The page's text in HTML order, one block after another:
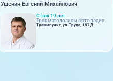
Ушенин Евгений Михайлович
Стаж 19 лет
Травматология и ортопедия
Травмпункт, ул.Труда, 187Д